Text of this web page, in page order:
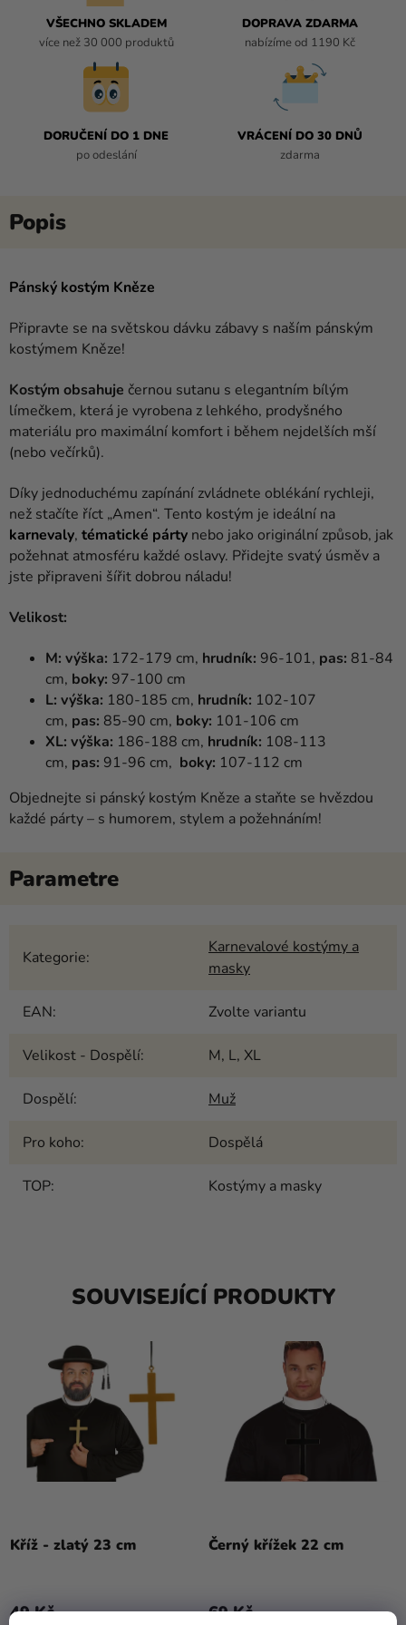
VŠECHNO SKLADEM
více než 30 000 produktů
DOPRAVA ZDARMA
nabízíme od 1190 Kč
DORUČENÍ DO 1 DNE
po odeslání
VRÁCENÍ DO 30 DNŮ
zdarma
Pánský kostým Kněze
Připravte se na světskou dávku zábavy s naším pánským
kostýmem Kněze!
Kostým obsahuje černou sutanu s elegantním bílým
límečkem, která je vyrobena z lehkého, prodyšného
materiálu pro maximální komfort i během nejdelších mší
(nebo večírků).
Díky jednoduchému zapínání zvládnete oblékání rychleji,
než stačíte říct „Amen“. Tento kostým je ideální na
karnevaly, tématické párty nebo jako originální způsob, jak
požehnat atmosféru každé oslavy. Přidejte svatý úsměv a
jste připraveni šířit dobrou náladu!
Velikost:
M: výška: 172-179 cm, hrudník: 96-101, pas: 81-84
cm, boky: 97-100 cm
L: výška: 180-185 cm, hrudník: 102-107
cm, pas: 85-90 cm, boky: 101-106 cm
XL: výška: 186-188 cm, hrudník: 108-113
cm, pas: 91-96 cm, boky: 107-112 cm
Objednejte si pánský kostým Kněze a staňte se hvězdou
každé párty – s humorem, stylem a požehnáním!
Kategorie:
Karnevalové kostýmy a
masky
EAN: Zvolte variantu
Velikost - Dospělí: M, L, XL
Dospělí: Muž
Pro koho: Dospělá
TOP: Kostýmy a masky
SOUVISEJÍCÍ PRODUKTY
Kříž - zlatý 23 cm
49 Kč
Černý křížek 22 cm
69 Kč